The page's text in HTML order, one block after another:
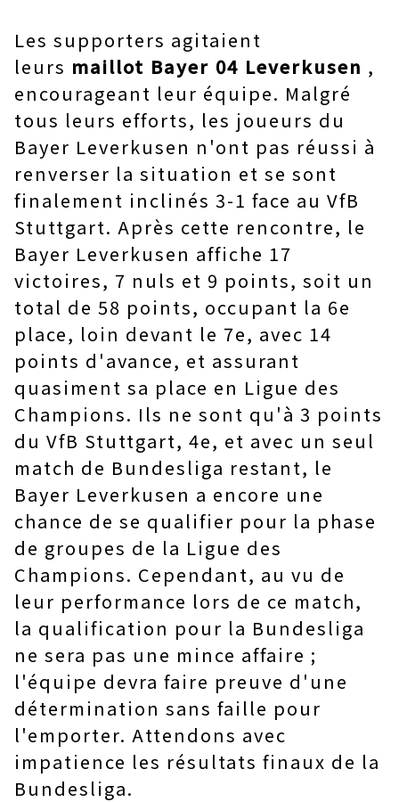
Les supporters agitaient
leurs maillot Bayer 04 Leverkusen ,
encourageant leur équipe. Malgré
tous leurs efforts, les joueurs du
Bayer Leverkusen n'ont pas réussi à
renverser la situation et se sont
finalement inclinés 3-1 face au VfB
Stuttgart. Après cette rencontre, le
Bayer Leverkusen affiche 17
victoires, 7 nuls et 9 points, soit un
total de 58 points, occupant la 6e
place, loin devant le 7e, avec 14
points d'avance, et assurant
quasiment sa place en Ligue des
Champions. Ils ne sont qu'à 3 points
du VfB Stuttgart, 4e, et avec un seul
match de Bundesliga restant, le
Bayer Leverkusen a encore une
chance de se qualifier pour la phase
de groupes de la Ligue des
Champions. Cependant, au vu de
leur performance lors de ce match,
la qualification pour la Bundesliga
ne sera pas une mince affaire ;
l'équipe devra faire preuve d'une
détermination sans faille pour
l'emporter. Attendons avec
impatience les résultats finaux de la
Bundesliga.